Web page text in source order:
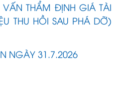
THẨM ĐỊNH GIÁ TÀI
THU HỒI SAU PHÁ DỠ)
NGÀY 31.7.2026